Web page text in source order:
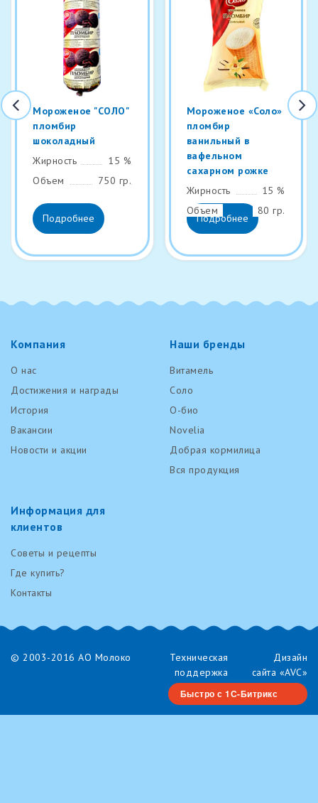
Мороженое "СОЛО"
пломбир
шоколадный
Жирность
15 %
Объем
750 гр.
Подробнее
Мороженое «Соло»
пломбир
ванильный в
вафельном
сахарном рожке
Жирность
15 %
Объем
80 гр.
Подробнее
Компания
О нас
Достижения и награды
История
Вакансии
Новости и акции
Наши бренды
Витамель
Соло
О-био
Novelia
Добрая кормилица
Вся продукция
Информация для
клиентов
Советы и рецепты
Где купить?
Контакты
© 2003-2016 AO Молоко
Техническая
поддержка
RenovaTech
Дизайн
сайта «AVC»
Быстро с 1С-Битрикс